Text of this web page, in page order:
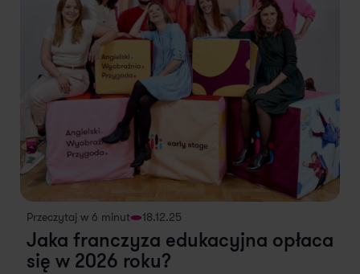
Przeczytaj w 6 minut 18.12.25
Jaka franczyza edukacyjna opłaca
się w 2026 roku?